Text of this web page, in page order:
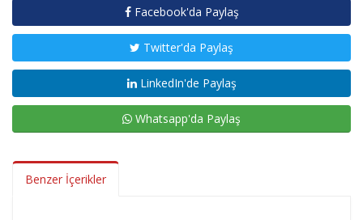
Facebook'da Paylaş
Twitter'da Paylaş
LinkedIn'de Paylaş
Whatsapp'da Paylaş
Benzer İçerikler